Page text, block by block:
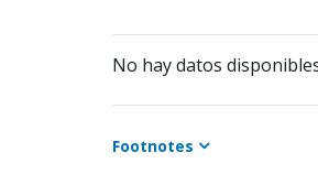
No hay datos
Footnotes